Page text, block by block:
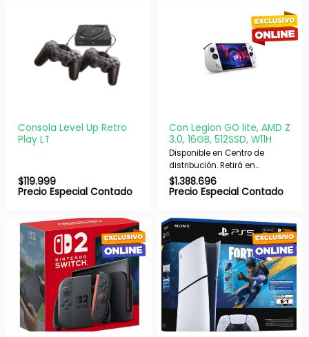
Consola Level Up Retro
Play LT
$119.999
Precio Especial Contado
Con Legion GO lite, AMD Z
3.0, 16GB, 512SSD, W11H
Disponible en Centro de
distribución. Retirá en
nuestras sucursales en 48 hs
hábiles. Si es con envío,
$1.388.696
Precio Especial Contado